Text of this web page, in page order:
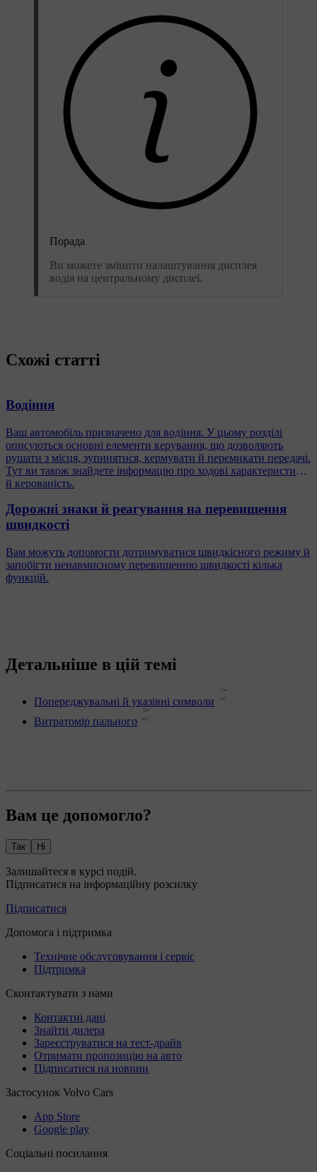
Порада
Ви можете змінити налаштування дисплея
водія на центральному дисплеї.
Схожі статті
Водіння
Ваш автомобіль призначено для водіння. У цьому розділі
описуються основні елементи керування, що дозволяють
рушати з місця, зупинятися, кермувати й перемикати передачі.
Тут ви також знайдете інформацію про ходові характеристики
й керованість.
Дорожні знаки й реагування на перевищення
швидкості
Вам можуть допомогти дотримуватися швидкісного режиму й
запобігти ненавмисному перевищенню швидкості кілька
функцій.
Детальніше в цій темі
Попереджувальні й указівні символи
Витратомір пального
Вам це допомогло?
Так Ні